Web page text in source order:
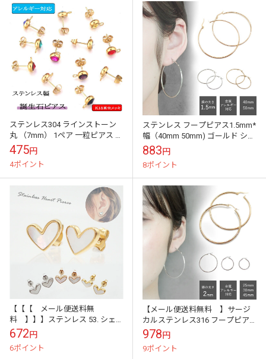
ステンレス304 ラインストーン
丸 （7mm） 1ペア 一粒ピアス ス
タッドピアス 金属アレルギ
ー 国内発送
475円
4ポイント
ステンレス フープピアス1.5mm*
幅（40mm 50mm) ゴールド シル
バー 国内発送
883円
8ポイント
【【【 メール便送料無
料 】】】ステンレス 53. シェ
ル入り ハート スタッド ピアス 1
ペア 当店オリジナル 金属アレル
ギー対...
672円
6ポイント
【メール便送料無料 】サージ
カルステンレス316 フープピア
ス2mm幅（内径 25mm 30mm
978円
9ポイント